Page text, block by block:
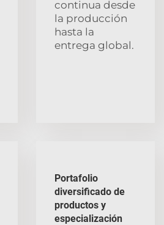
continua desde
la producción
hasta la
entrega global.
Portafolio
diversificado de
productos y
especialización